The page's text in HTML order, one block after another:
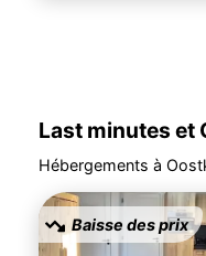
Last minutes et
Hébergements à
Baisse des prix